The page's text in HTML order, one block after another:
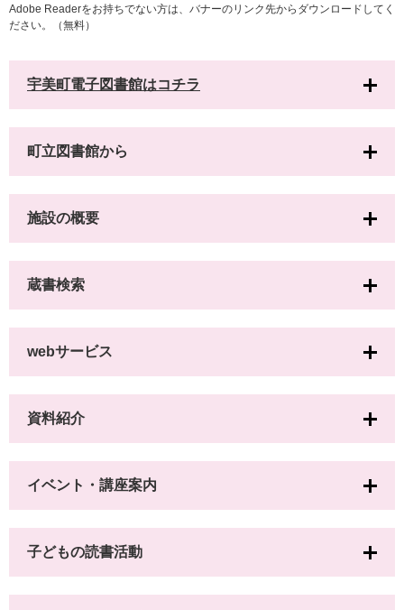
Adobe Readerをお持ちでない方は、バナーのリンク先からダウンロードしてく
ださい。（無料）
宇美町電子図書館はコチラ
町立図書館から
施設の概要
蔵書検索
webサービス
資料紹介
イベント・講座案内
子どもの読書活動